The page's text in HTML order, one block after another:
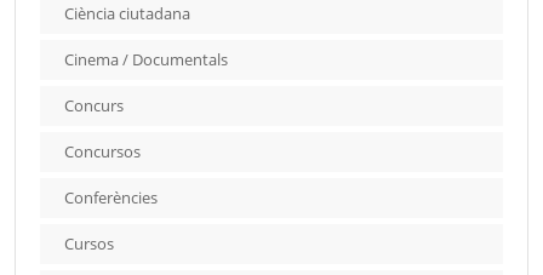
Ciència ciutadana
Cinema / Documentals
Concurs
Concursos
Conferències
Cursos